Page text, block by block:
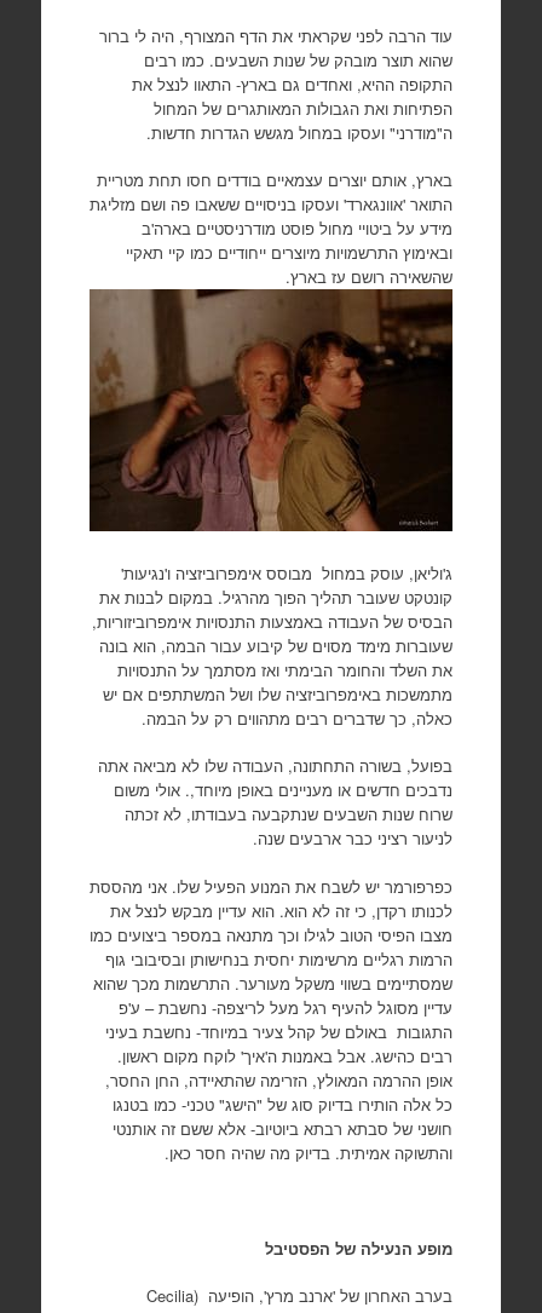
עוד הרבה לפני שקראתי את הדף המצורף, היה לי ברור
שהוא תוצר מובהק של שנות השבעים. כמו רבים
התקופה ההיא, ואחדים גם בארץ- התאוו לנצל את
הפתיחות ואת הגבולות המאותגרים של המחול
ה"מודרני" ועסקו במחול מגשש הגדרות חדשות.
בארץ, אותם יוצרים עצמאיים בודדים חסו תחת מטריית
התואר 'אוונגארד' ועסקו בניסויים ששאבו פה ושם מזליגת
מידע על ביטויי מחול פוסט מודרניסטיים בארה'ב
ובאימוץ התרשמויות מיוצרים ייחודיים כמו קיי תאקיי
שהשאירה רושם עז בארץ.
ג'וליאן, עוסק במחול מבוסס אימפרוביזציה ו'נגיעות'
קונטקט שעובר תהליך הפוך מהרגיל. במקום לבנות את
הבסיס של העבודה באמצעות התנסויות אימפרוביזוריות,
שעוברות מימד מסוים של קיבוע עבור הבמה, הוא בונה
את השלד והחומר הבימתי ואז מסתמך על התנסויות
מתמשכות באימפרוביזציה שלו ושל המשתתפים אם יש
כאלה, כך שדברים רבים מתהווים רק על הבמה.
בפועל, בשורה התחתונה, העבודה שלו לא מביאה אתה
נדבכים חדשים או מעניינים באופן מיוחד,. אולי משום
שרוח שנות השבעים שנתקבעה בעבודתו, לא זכתה
לניעור רציני כבר ארבעים שנה.
כפרפורמר יש לשבח את המנוע הפעיל שלו. אני מהססת
לכנותו רקדן, כי זה לא הוא. הוא עדיין מבקש לנצל את
מצבו הפיסי הטוב לגילו וכך מתנאה במספר ביצועים כמו
הרמות רגליים מרשימות יחסית בנחישותן ובסיבובי גוף
שמסתיימים בשווי משקל מעורער. התרשמות מכך שהוא
עדיין מסוגל להעיף רגל מעל לריצפה- נחשבת – ע'פ
התגובות באולם של קהל צעיר במיוחד- נחשבת בעיני
רבים כהישג. אבל באמנות ה'איך' לוקח מקום ראשון.
אופן ההרמה המאולץ, הזרימה שהתאיידה, החן החסר,
כל אלה הותירו בדיוק סוג של "הישג" טכני- כמו בטנגו
חושני של סבתא רבתא ביוטיוב- אלא ששם זה אותנטי
והתשוקה אמיתית. בדיוק מה שהיה חסר כאן.
מופע הנעילה של הפסטיבל
בערב האחרון של 'ארנב מרץ', הופיעה (Cecilia